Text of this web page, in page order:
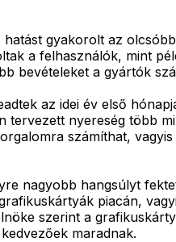
gyakorolt az
a felhasználók, mint
bevételeket a gyártók
az idei év első
nyereség több
számíthat,
nagyobb hangsúlyt
piacán,
szerint a
maradnak.